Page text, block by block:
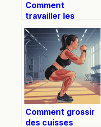
Comment
travailler les
pectoraux
efficacement à la
salle ou à la maison
Comment grossir
des cuisses